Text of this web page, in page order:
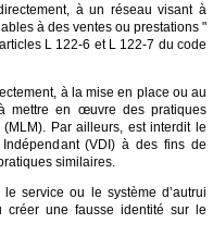
à un réseau visant à
à des ventes ou prestations "
L 122-6 et L 122-7 du code
à la mise en place ou au
mettre en œuvre des pratiques
Par ailleurs, est interdit le
(VDI) à des fins de
similaires.
service ou le système d’autrui
créer une fausse identité sur le